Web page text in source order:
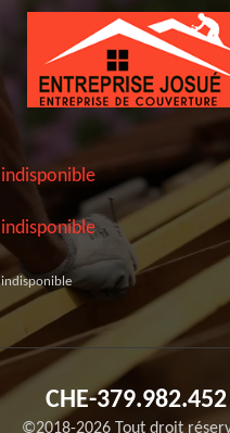
indisponible
indisponible
indisponible
CHE-379.982.452
©2018-2026 Tout droit